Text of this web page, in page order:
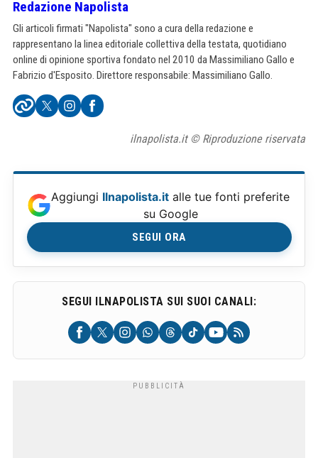
Redazione Napolista
Gli articoli firmati "Napolista" sono a cura della redazione e
rappresentano la linea editoriale collettiva della testata, quotidiano
online di opinione sportiva fondato nel 2010 da Massimiliano Gallo e
Fabrizio d'Esposito. Direttore responsabile: Massimiliano Gallo.
ilnapolista.it © Riproduzione riservata
Aggiungi Ilnapolista.it alle tue fonti preferite
su Google
SEGUI ORA
SEGUI ILNAPOLISTA SUI SUOI CANALI: